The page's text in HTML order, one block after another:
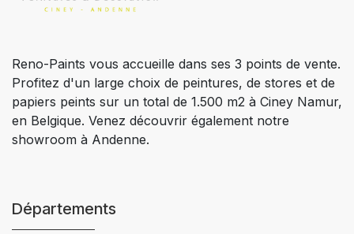
Reno-Paints vous accueille dans ses 3 points de vente.
Profitez d'un large choix de peintures, de stores et de
papiers peints sur un total de 1.500 m2 à Ciney Namur,
en Belgique. Venez découvrir également notre
showroom à Andenne.
Départements